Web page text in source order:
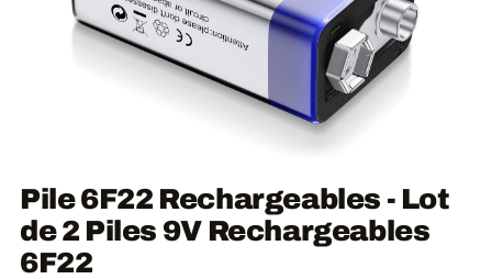
Pile 6F22 Rechargeables - Lot
de 2 Piles 9V Rechargeables
6F22